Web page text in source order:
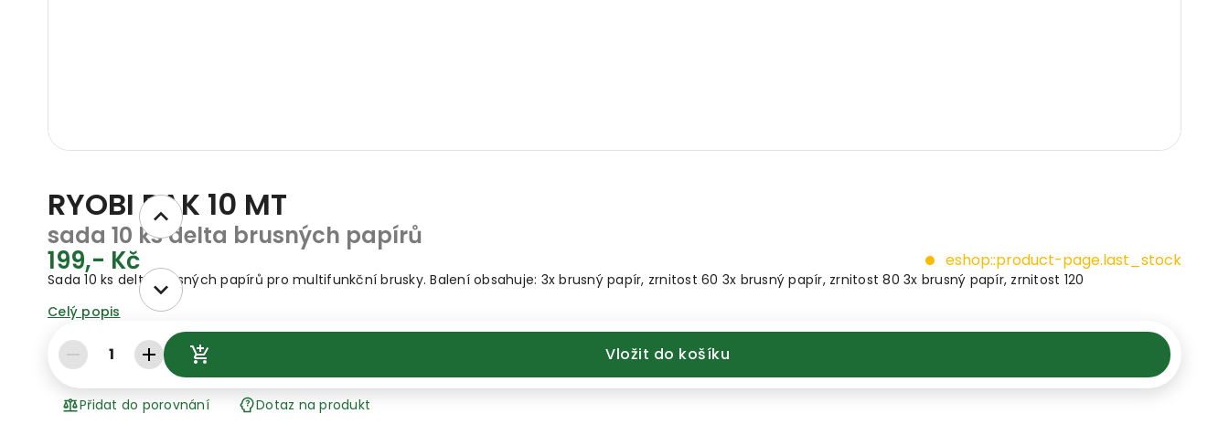
RYOBI RAK 10 MT
sada 10 ks delta brusných papírů
199,- Kč eshop::product-page.last_stock
Sada 10 ks delta brusných papírů pro multifunkční brusky. Balení obsahuje: 3x brusný papír, zrnitost 60 3x brusný papír, zrnitost 80 3x brusný papír, zrnitost 120
Celý popis
1 Vložit do košíku
Přidat do porovnání Dotaz na produkt